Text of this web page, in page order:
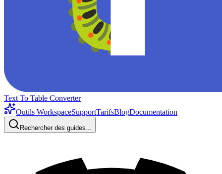
Text To Table Converter
Outils WorkspaceSupportTarifsBlogDocumentation
Rechercher des guides...